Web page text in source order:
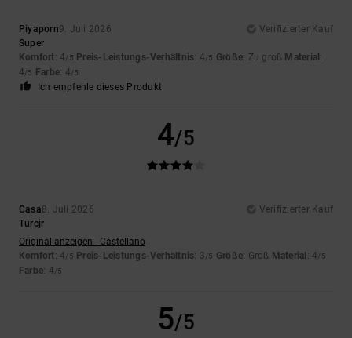
Piyaporn9. Juli 2026
Verifizierter Kauf
Super
Komfort: 4/5 Preis-Leistungs-Verhältnis: 4/5 Größe: Zu groß Material:
4/5 Farbe: 4/5
Ich empfehle dieses Produkt
4/5
Casa8. Juli 2026
Verifizierter Kauf
Turcjr
Original anzeigen - Castellano
Komfort: 4/5 Preis-Leistungs-Verhältnis: 3/5 Größe: Groß Material : 4/5
Farbe: 4/5
5/5